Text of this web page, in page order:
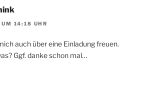
14:18 UHR
auch über eine Einladung freuen.
Ggf. danke schon mal…